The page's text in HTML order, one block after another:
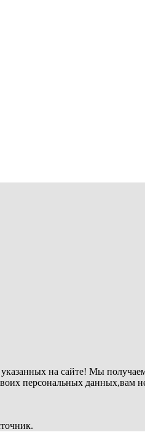
на сайте! Мы
персональных данных,вам